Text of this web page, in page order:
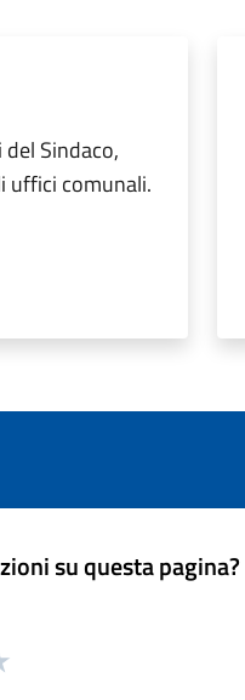
Sindaco,
uffici comunali.
su questa pagina?